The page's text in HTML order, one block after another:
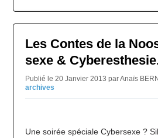
Les Contes de la
sexe &
Publié le 20 Janvier 2013 par Anaïs
archives
Une soirée spéciale Cybersexe ?